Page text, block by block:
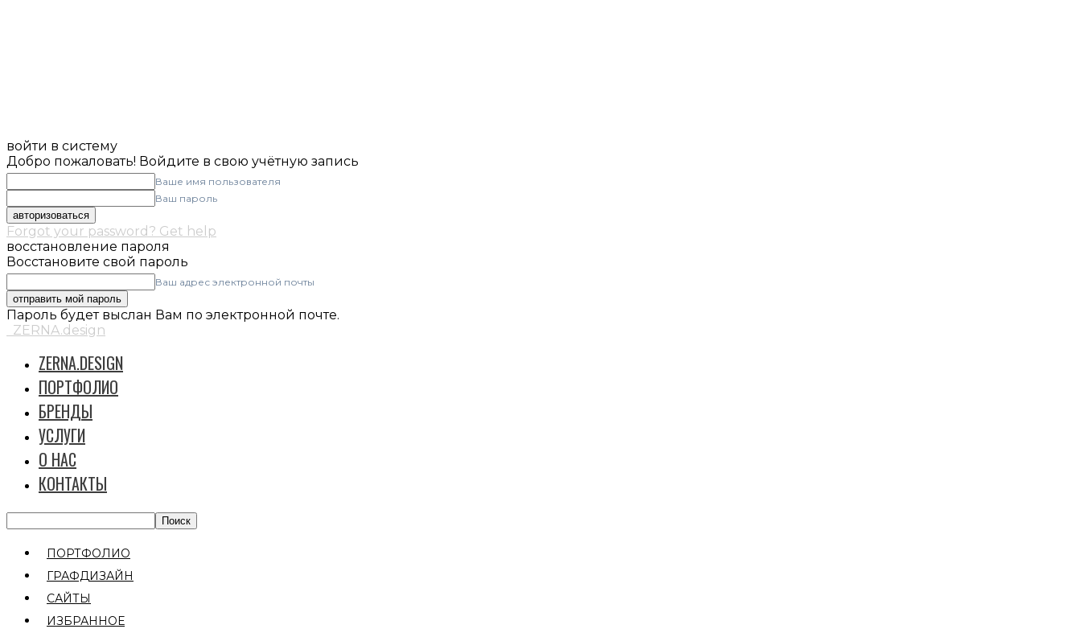
войти в систему
Добро пожаловать! Войдите в свою учётную запись
Ваше имя пользователя
Ваш пароль
Forgot your password? Get help
восстановление пароля
Восстановите свой пароль
Ваш адрес электронной почты
Пароль будет выслан Вам по электронной почте.
ZERNA.design
ZERNA.DESIGN
ПОРТФОЛИО
БРЕНДЫ
УСЛУГИ
О НАС
КОНТАКТЫ
ПОРТФОЛИО
ГРАФДИЗАЙН
САЙТЫ
ИЗБРАННОЕ